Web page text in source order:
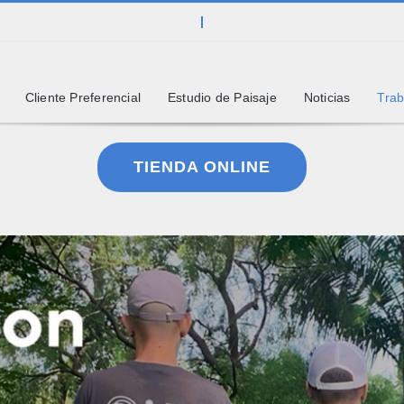
Cliente Preferencial Estudio de Paisaje Noticias
TIENDA ONLINE